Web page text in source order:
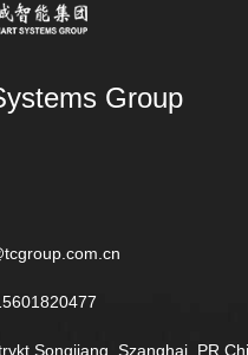
Group
Songjiang, Szanghaj, PR